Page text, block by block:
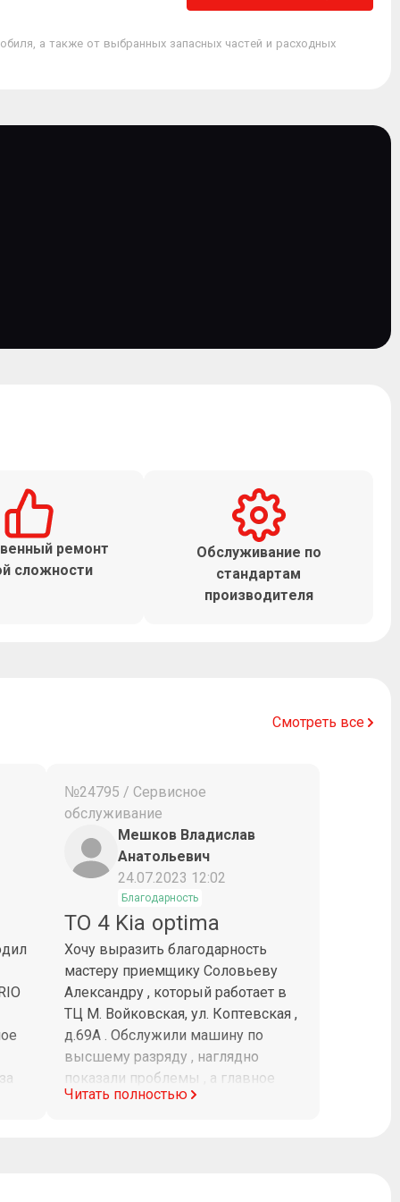
а также от выбранных запасных частей и расходных
ремонт
сложности
Обслуживание по
стандартам
производителя
Смотреть все
№24795 / Сервисное
обслуживание
Мешков Владислав
Анатольевич
24.07.2023 12:02
Благодарность
ТО 4 Kia optima
Хочу выразить благодарность
мастеру приемщику Соловьеву
Александру , который работает в
ТЦ М. Войковская, ул. Коптевская ,
д.69А . Обслужили машину по
высшему разряду , наглядно
показали проблемы , а главное
помогли их устранить ! Приятно ,
Читать полностью